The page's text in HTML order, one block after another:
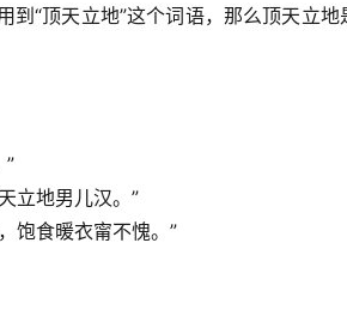
“顶天立地”这个词语，那么顶天立地
”
立地男儿汉。”
饱食暖衣甯不愧。”